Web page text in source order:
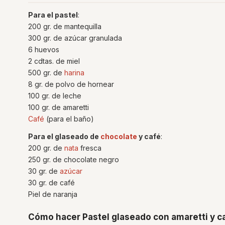
Para el pastel:
200 gr. de mantequilla
300 gr. de azúcar granulada
6 huevos
2 cdtas. de miel
500 gr. de harina
8 gr. de polvo de hornear
100 gr. de leche
100 gr. de amaretti
Café (para el baño)
Para el glaseado de chocolate y café:
200 gr. de nata fresca
250 gr. de chocolate negro
30 gr. de azúcar
30 gr. de café
Piel de naranja
Cómo hacer Pastel glaseado con amaretti y